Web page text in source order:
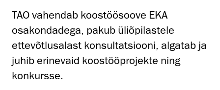
TAO vahendab koostöösoove EKA
osakondadega, pakub üliõpilastele
ettevõtlusalast konsultatsiooni, algatab ja
juhib erinevaid koostööprojekte ning
konkursse.